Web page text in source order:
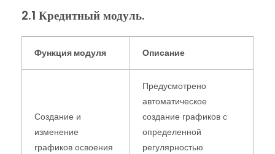
2.1 Кредитный модуль.
Функция модуля Описание
Создание и
изменение
графиков освоения
Предусмотрено
автоматическое
создание графиков с
определенной
регулярностью